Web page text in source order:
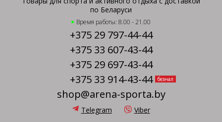
по Беларуси
Время работы: 8.00 - 21.00
+375 29 797-44-44
+375 33 607-43-44
+375 29 697-43-44
+375 33 914-43-44
безнал
shop@arena-sporta.by
Telegram Viber